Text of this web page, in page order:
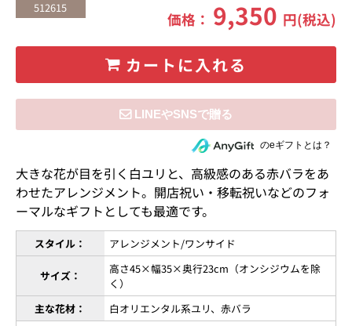
512615
価格： 9,350 円(税込)
カートに入れる
住所を知らない相手にeギフトで贈るのeギフトとは？
大きな花が目を引く白ユリと、高級感のある赤バラをあ
わせたアレンジメント。開店祝い・移転祝いなどのフォ
ーマルなギフトとしても最適です。
スタイル： アレンジメント/ワンサイド
サイズ：
高さ45×幅35×奥行23cm（オンシジウムを除
く）
主な花材：
白オリエンタル系ユリ、赤バラ